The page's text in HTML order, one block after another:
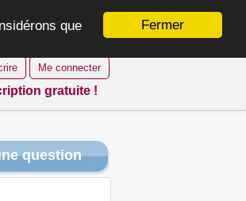
Fermer
que
Me connecter
gratuite !
question